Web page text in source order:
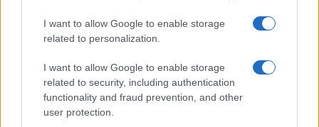
I want to allow Google to enable storage
related to personalization.
I want to allow Google to enable storage
related to security, including authentication
functionality and fraud prevention, and other
user protection.